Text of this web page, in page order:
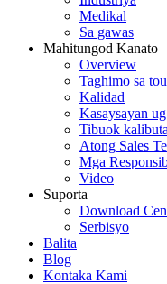
Medikal
Sa gawas
Mahitungod Kanato
Overview
Taghimo sa
Kalidad
Kasaysayan
Tibuok
Atong Sales
Mga
Video
Suporta
Download
Serbisyo
Balita
Blog
Kontaka Kami